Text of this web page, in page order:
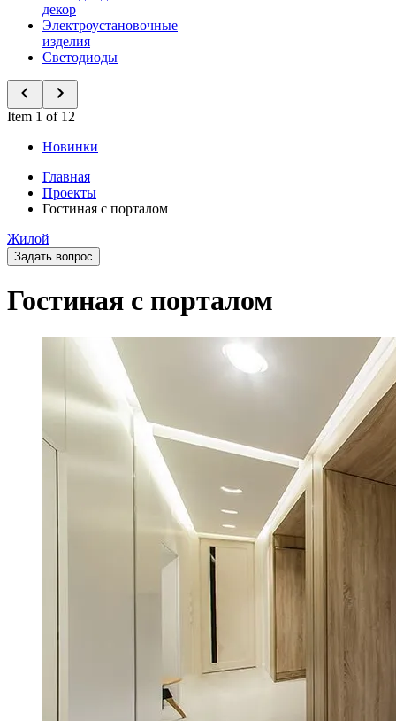
декор
Электроустановочные
изделия
Светодиоды
Item 1 of 12
Новинки
Главная
Проекты
Гостиная с порталом
Жилой
Задать вопрос
Гостиная с порталом